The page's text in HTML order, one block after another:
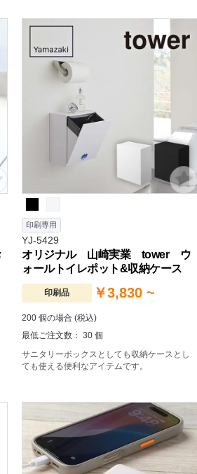
印刷専用
YJ-5429
オリジナル 山崎実業 tower ウ
ォールトイレポット&収納ケース
印刷品 ￥3,830 ~
200 個の場合 (税込)
最低ご注文数： 30 個
サニタリーボックスとしても収納ケースとし
ても使える便利なアイテムです。